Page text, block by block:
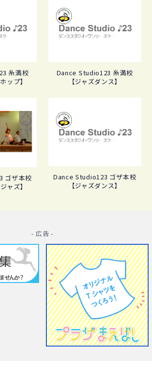
- 広告 -
糸満校
ップ】
Dance Studio123 糸満校
【ジャズダンス】
ゴザ本校
ャズ】
Dance Studio123 ゴザ本校
【ジャズダンス】